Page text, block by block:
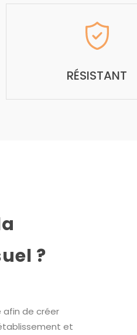
RÉSISTANT
?
afin de créer
et